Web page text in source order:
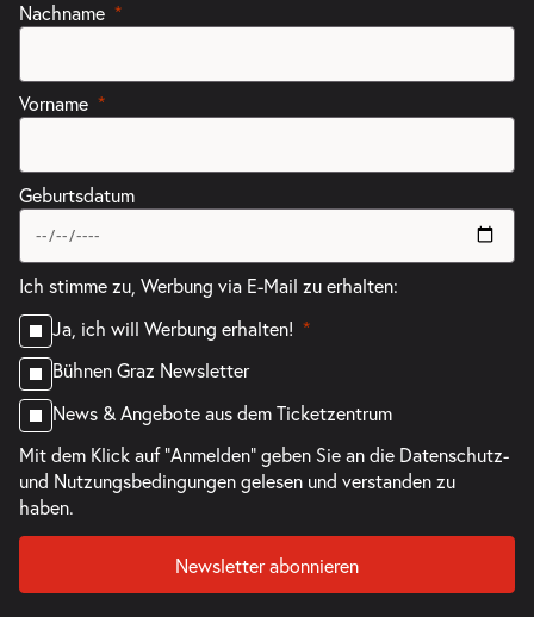
Nachname
Vorname
Geburtsdatum
Ich stimme zu, Werbung via E-Mail zu erhalten:
Ja, ich will Werbung erhalten!
Bühnen Graz Newsletter
News & Angebote aus dem Ticketzentrum
Mit dem Klick auf "Anmelden" geben Sie an die Datenschutz-
und Nutzungsbedingungen gelesen und verstanden zu
haben.
Newsletter abonnieren